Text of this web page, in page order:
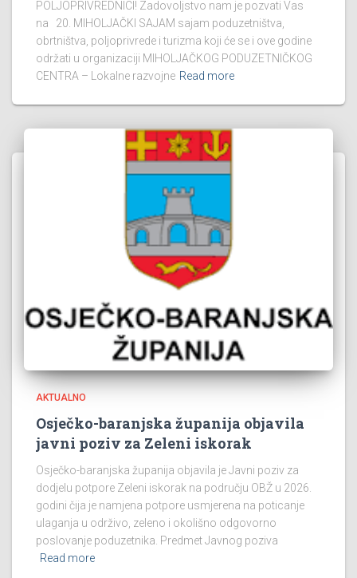
POLJOPRIVREDNICI! Zadovoljstvo nam je pozvati Vas
na 20. MIHOLJAČKI SAJAM sajam poduzetništva,
obrtništva, poljoprivrede i turizma koji će se i ove godine
održati u organizaciji MIHOLJAČKOG PODUZETNIČKOG
CENTRA – Lokalne razvojne Read more
AKTUALNO
Osječko-baranjska županija objavila
javni poziv za Zeleni iskorak
Osječko-baranjska županija objavila je Javni poziv za
dodjelu potpore Zeleni iskorak na području OBŽ u 2026.
godini čija je namjena potpore usmjerena na poticanje
ulaganja u održivo, zeleno i okolišno odgovorno
poslovanje poduzetnika. Predmet Javnog poziva
Read more